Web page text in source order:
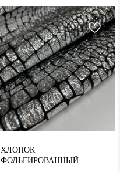
ХЛОПОК
ФОЛЬГИРОВАННЫЙ